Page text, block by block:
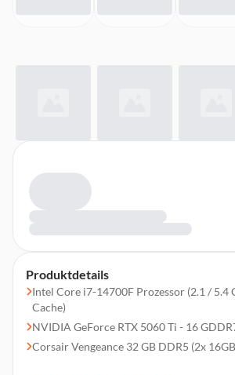
Produktdetails
Intel Core i7-14700F Prozessor (2.1 / 5.4
Cache)
NVIDIA GeForce RTX 5060 Ti - 16
Corsair Vengeance 32 GB DDR5 (2x